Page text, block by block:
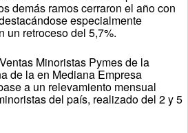
demás ramos cerraron el año con
especialmente
un retroceso del 5,7%.
Minoristas Pymes de la
de la en Mediana Empresa
a un relevamiento mensual
del país, realizado del 2 y 5